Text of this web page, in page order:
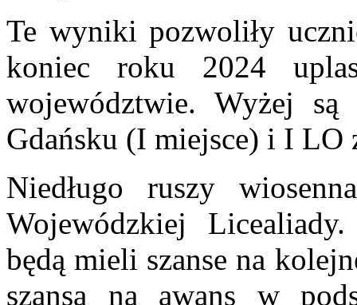
Te wyniki pozwoliły
koniec roku 2024
województwie. Wyżej
Gdańsku (I miejsce) i I
Niedługo ruszy
Wojewódzkiej
będą mieli szanse na
szansa na awans w